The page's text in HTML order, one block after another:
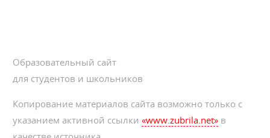
Образовательный сайт
для студентов и школьников
Копирование материалов сайта возможно только с
указанием активной ссылки«www.zubrila.net» в